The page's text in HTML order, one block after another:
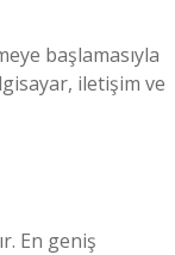
başlamasıyla
iletişim ve
En geniş